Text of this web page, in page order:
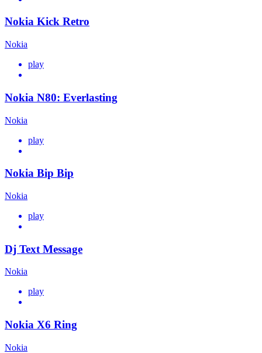
Nokia Kick Retro
Nokia
play
Nokia N80: Everlasting
Nokia
play
Nokia Bip Bip
Nokia
play
Dj Text Message
Nokia
play
Nokia X6 Ring
Nokia